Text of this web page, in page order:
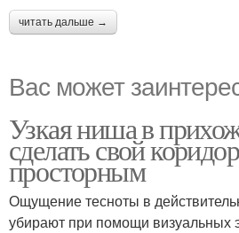
читать дальше →
Вас может
Узкая ниша в
сделать свой
просторным
Ощущение тесноты в
убирают при помощи визуальных